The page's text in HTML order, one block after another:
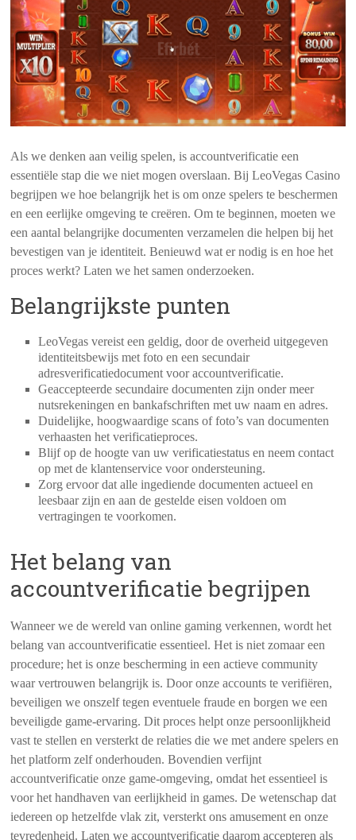
Als we denken aan veilig spelen, is accountverificatie een
essentiële stap die we niet mogen overslaan. Bij LeoVegas Casino
begrijpen we hoe belangrijk het is om onze spelers te beschermen
en een eerlijke omgeving te creëren. Om te beginnen, moeten we
een aantal belangrijke documenten verzamelen die helpen bij het
bevestigen van je identiteit. Benieuwd wat er nodig is en hoe het
proces werkt? Laten we het samen onderzoeken.
Belangrijkste punten
LeoVegas vereist een geldig, door de overheid uitgegeven
identiteitsbewijs met foto en een secundair
adresverificatiedocument voor accountverificatie.
Geaccepteerde secundaire documenten zijn onder meer
nutsrekeningen en bankafschriften met uw naam en adres.
Duidelijke, hoogwaardige scans of foto’s van documenten
verhaasten het verificatieproces.
Blijf op de hoogte van uw verificatiestatus en neem contact
op met de klantenservice voor ondersteuning.
Zorg ervoor dat alle ingediende documenten actueel en
leesbaar zijn en aan de gestelde eisen voldoen om
vertragingen te voorkomen.
Het belang van
accountverificatie begrijpen
Wanneer we de wereld van online gaming verkennen, wordt het
belang van accountverificatie essentieel. Het is niet zomaar een
procedure; het is onze bescherming in een actieve community
waar vertrouwen belangrijk is. Door onze accounts te verifiëren,
beveiligen we onszelf tegen eventuele fraude en borgen we een
beveiligde game-ervaring. Dit proces helpt onze persoonlijkheid
vast te stellen en versterkt de relaties die we met andere spelers en
het platform zelf onderhouden. Bovendien verfijnt
accountverificatie onze game-omgeving, omdat het essentieel is
voor het handhaven van eerlijkheid in games. De wetenschap dat
iedereen op hetzelfde vlak zit, versterkt ons amusement en onze
tevredenheid. Laten we accountverificatie daarom accepteren als